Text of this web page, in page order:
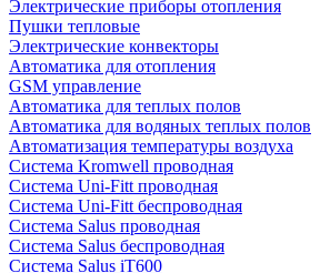
Электрические приборы отопления
Пушки тепловые
Электрические конвекторы
Автоматика для отопления
GSM управление
Автоматика для теплых полов
Автоматика для водяных теплых полов
Автоматизация температуры воздуха
Система Kromwell проводная
Система Uni-Fitt проводная
Система Uni-Fitt беспроводная
Система Salus проводная
Система Salus беспроводная
Система Salus iT600